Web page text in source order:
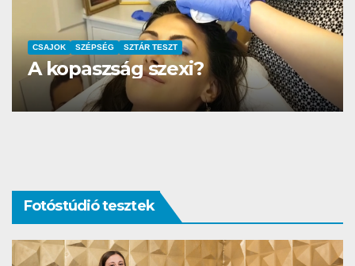
AUTÓ-MOTOR SZTÁR TESZT
DS3 és Zanzibár Rita
Fotóstúdió tesztek